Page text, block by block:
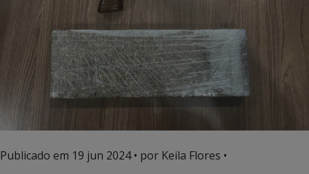
Publicado em 19 jun 2024• por Keila Flores •